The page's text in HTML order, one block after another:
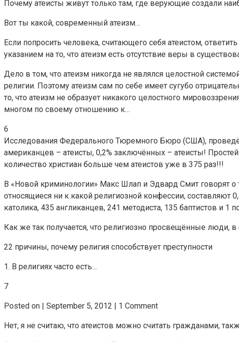
Почему атеисты живут только там, где верующие создали
Вот ты какой, современный атеизм…
Если попросить человека, считающего себя атеистом,
указанием на то, что атеизм есть отсутствие веры в
Дело в том, что атеизм никогда не являлся целостной
религии. Поэтому атеизм сам по себе имеет сугубо
то, что атеизм не образует никакого целостного
многом по своему отношению к…
6
Исследования Федерального Тюремного Бюро (США),
американцев – атеисты, 0,2% заключённых – атеисты!
количество христиан больше чем атеистов уже в 375 раз!!!
В «Новой криминологии» Макс Шлап и Эдвард Смит говорят
относящиеся ни к какой религиозной конфессии,
католика, 435 англиканцев, 241 методиста, 135 баптистов и 1
Как же так получается, что религиозно просвещённые люди,
22 причины, почему религия способствует преступности
1. В религиях часто есть…
7
Posted on | September 5, 2012 | 1 Comment
Нет, я не считаю, что атеистов можно считать гражданами,